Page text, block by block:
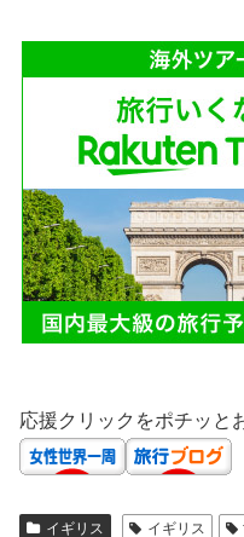
応援クリックをポチッと
イギリス イギリス